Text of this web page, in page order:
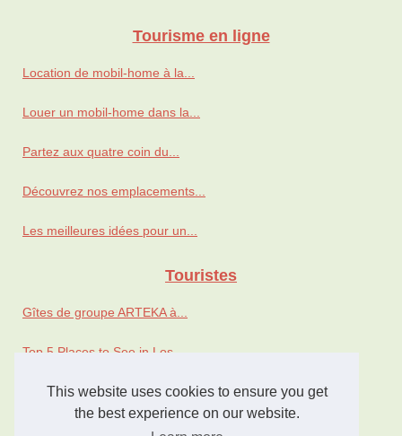
This website uses cookies to ensure you get
the best experience on our website.
Tourisme en ligne
Location de mobil-home à la...
Louer un mobil-home dans la...
Partez aux quatre coin du...
Découvrez nos emplacements...
Les meilleures idées pour un...
Touristes
Gîtes de groupe ARTEKA à...
Top 5 Places to See in Los...
Séjour en mobil-home : les...
Séjour au camping les...